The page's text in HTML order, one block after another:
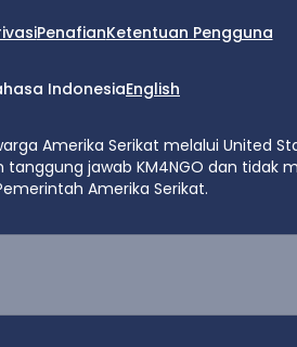
IndonesiaEnglish
PenafianKetentuan Pengguna
Amerika Serikat melalui United
jawab KM4NGO dan tidak
Amerika Serikat.